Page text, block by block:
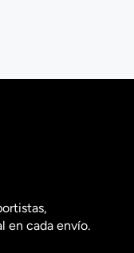
en cada envío.